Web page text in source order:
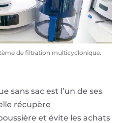
de filtration multicyclonique.
sans sac est l’un de ses
récupère
et évite les achats